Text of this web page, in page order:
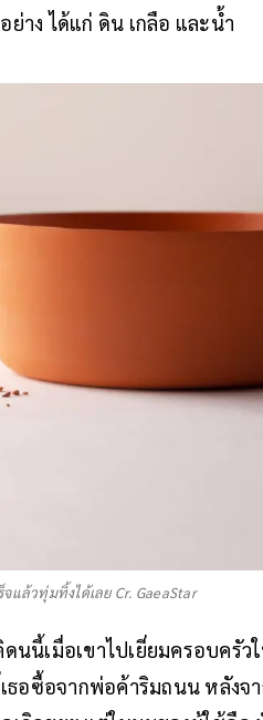
าง ได้แก่ ดิน เกลือ และน้ำ
แล้วทุ่มทิ้งได้เลย Cr. GaeaStar
นนี้เมื่อเขาไปเยี่ยมครอบครั
ธอซื้อจากพ่อค้าริมถนน หลังจ